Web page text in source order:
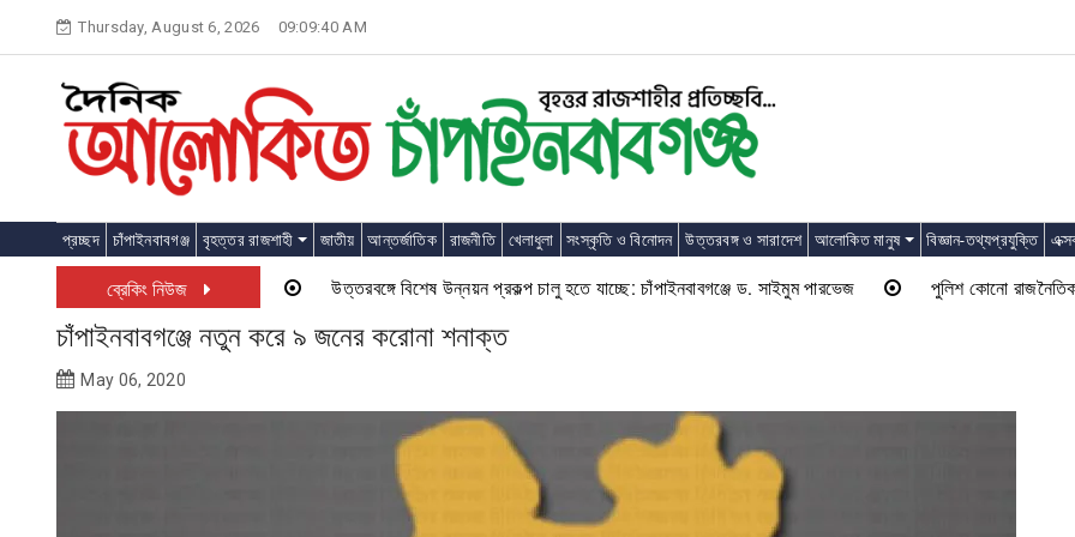
content
Thursday, August 6, 2026 09:09:40 AM
প্রচ্ছদ চাঁপাইনবাবগঞ্জ বৃহত্তর রাজশাহী জাতীয় আন্তর্জাতিক রাজনীতি খেলাধুলা সংস্কৃতি ও বিনোদন উত্তরবঙ্গ ও সারাদেশ আলোকিত মানুষ বিজ্ঞান-তথ্যপ্রযুক্তি
ব্রেকিং নিউজ উত্তরবঙ্গে বিশেষ উন্নয়ন প্রকল্প চালু হতে যাচ্ছে: চাঁপাইনবাবগঞ্জে ড. সাইমুম পারভেজ পুলিশ কোনো রাজনৈতিক দলের
চাঁপাইনবাবগঞ্জে নতুন করে ৯ জনের করোনা শনাক্ত
May 06, 2020